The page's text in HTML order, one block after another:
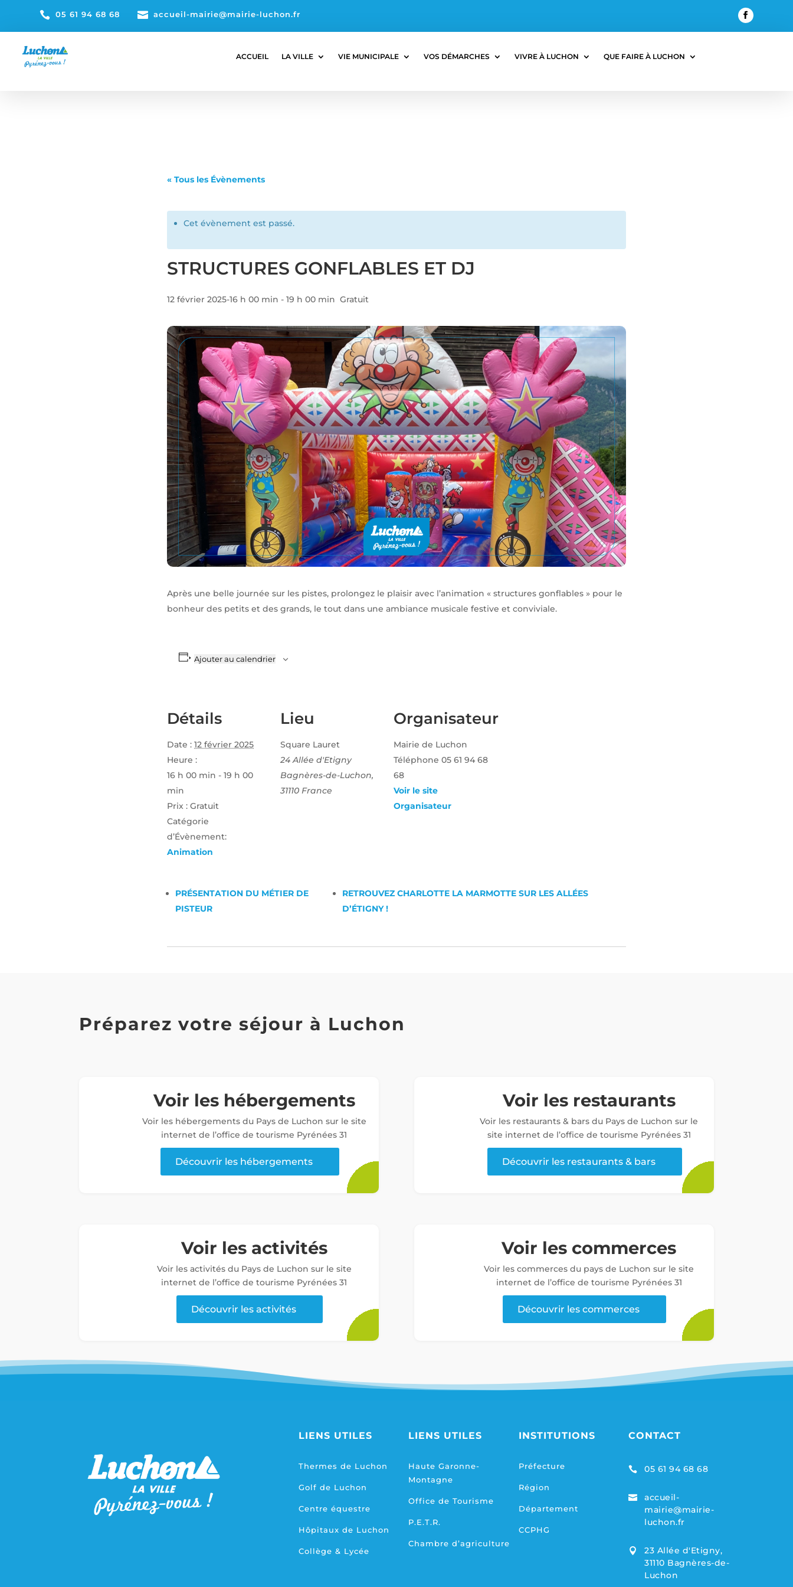
 05 61 94 68 68  accueil-mairie@mairie-luchon.fr
ACCUEIL LA VILLE VIE MUNICIPALE VOS DÉMARCHES VIVRE À LUCHON QUE FAIRE À LUCHON
« Tous les Évènements
Cet évènement est passé.
STRUCTURES GONFLABLES ET DJ
12 février 2025-16 h 00 min -19 h 00 min Gratuit
Après une belle journée sur les pistes, prolongez le plaisir avec l’animation « structures gonflables » pour le
bonheur des petits et des grands, le tout dans une ambiance musicale festive et conviviale.
Ajouter au calendrier
Détails
Date : 12 février 2025
Heure :
16 h 00 min - 19 h 00
min
Prix : Gratuit
Catégorie
d’Évènement:
Animation
Lieu
Square Lauret
24 Allée d'Etigny
Bagnères-de-Luchon,
31110 France
Organisateur
Mairie de Luchon
Téléphone05 61 94 68
68
Voir le site
Organisateur
PRÉSENTATION DU MÉTIER DE
PISTEUR
RETROUVEZ CHARLOTTE LA MARMOTTE SUR LES ALLÉES
D’ÉTIGNY !
Préparez votre séjour à Luchon
Voir les hébergements
Voir les hébergements du Pays de Luchon sur le site
internet de l’office de tourisme Pyrénées 31
Découvrir les hébergements
Voir les restaurants
Voir les restaurants & bars du Pays de Luchon sur le
site internet de l’office de tourisme Pyrénées 31
Découvrir les restaurants & bars
Voir les activités
Voir les activités du Pays de Luchon sur le site
internet de l’office de tourisme Pyrénées 31
Découvrir les activités
Voir les commerces
Voir les commerces du pays de Luchon sur le site
internet de l’office de tourisme Pyrénées 31
Découvrir les commerces
LIENS UTILES
Thermes de Luchon
Golf de Luchon
Centre équestre
Hôpitaux de Luchon
Collège & Lycée
LIENS UTILES
Haute Garonne-
Montagne
Office de Tourisme
P.E.T.R.
Chambre d’agriculture
INSTITUTIONS
Préfecture
Région
Département
CCPHG
CONTACT
 05 61 94 68 68

accueil-
mairie@mairie-
luchon.fr

23 Allée d'Etigny,
31110 Bagnères-de-
Luchon